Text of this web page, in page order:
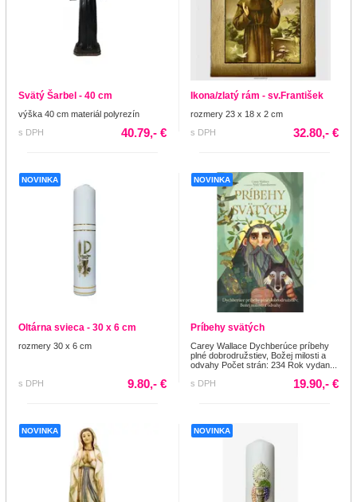
Svätý Šarbel - 40 cm
výška 40 cm materiál polyrezín
s DPH
40.79,- €
Ikona/zlatý rám - sv.František
rozmery 23 x 18 x 2 cm
s DPH
32.80,- €
NOVINKA
Oltárna svieca - 30 x 6 cm
rozmery 30 x 6 cm
s DPH 9.80,- €
NOVINKA
Príbehy svätých
Carey Wallace Dychberúce príbehy
plné dobrodružstiev, Božej milosti a
odvahy Počet strán: 234 Rok vydan...
s DPH
19.90,- €
NOVINKA NOVINKA